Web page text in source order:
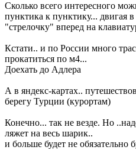
Сколько всего интересного
пунктика к пунктику... двигая
"стрелочку" вперед на
Кстати.. и по России много
прокатиться по м4...
Доехать до Адлера
А в яндекс-картах..
берегу Турции (курортам)
Конечно... так не везде. Но
ляжет на весь шарик..
и больше будет не обязательно